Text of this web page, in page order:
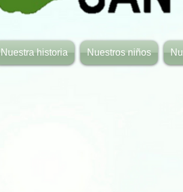
Nuestra historia Nuestros niños